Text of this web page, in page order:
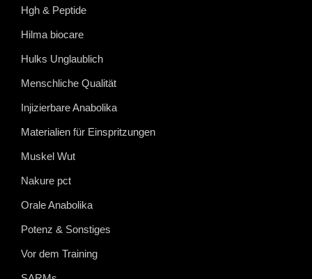
Hgh & Peptide
Hilma biocare
Hulks Unglaublich
Menschliche Qualität
Injizierbare Anabolika
Materialien für Einspritzungen
Muskel Wut
Nakure pct
Orale Anabolika
Potenz & Sonstiges
Vor dem Training